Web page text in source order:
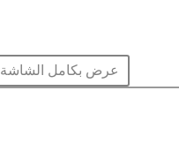
عرض بكامل الشاشة